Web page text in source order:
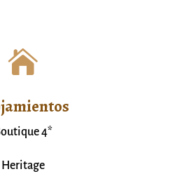

4*
Heritage